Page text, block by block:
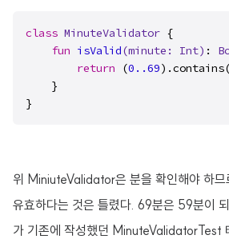
class MinuteValidator {
fun isValid(minute: Int) :
return (0. .69
    }
}
위 MiniuteValidator은 분을 확인해야 하
유효하다는 것은 틀렸다. 69분은 59분이
가 기존에 작성했던 MinuteValidatorTest